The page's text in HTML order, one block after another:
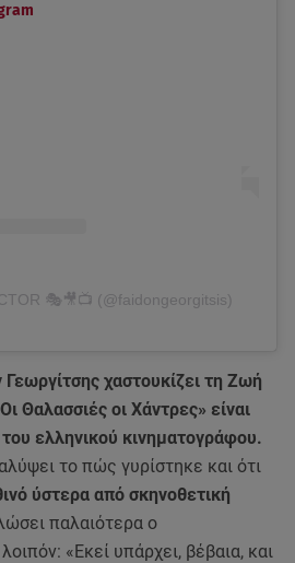
🎭🎥📺 (@faidongeorgitsis)
χαστουκίζει τη Ζωή
Θαλασσιές οι Χάντρες» είναι
ελληνικού κινηματογράφου.
το πώς γυρίστηκε και ότι
ύστερα από σκηνοθετική
παλαιότερα ο
«Εκεί υπάρχει, βέβαια, και